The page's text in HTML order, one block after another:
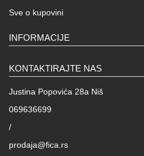
Sve o kupovini
INFORMACIJE
KONTAKTIRAJTE NAS
Justina Popovića 28a Niš
069636699
/
prodaja@fica.rs